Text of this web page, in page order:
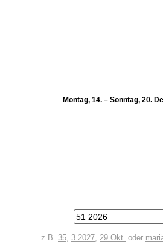
Montag, 14. – Sonntag, 20.
z.B. 35, 3 2027, 29 Okt. oder